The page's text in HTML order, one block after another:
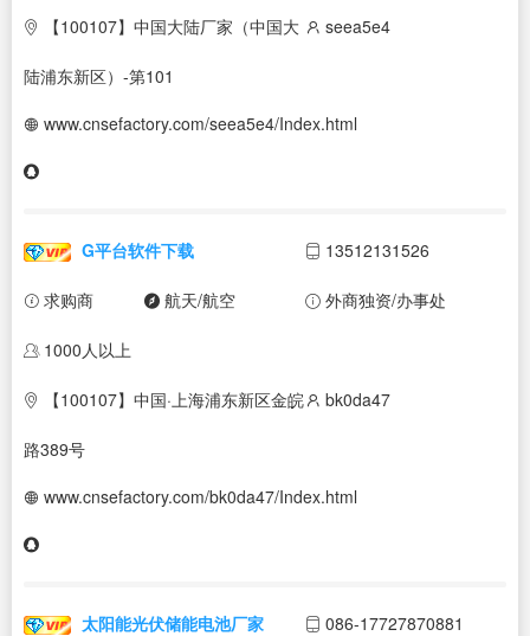
【100107】中国大陆厂家（中国大
陆浦东新区）-第101
seea5e4
www.cnsefactory.com/seea5e4/Index.html
G平台软件下载 13512131526
求购商 航天/航空 外商独资/办事处
1000人以上
【100107】中国·上海浦东新区金皖
路389号
bk0da47
www.cnsefactory.com/bk0da47/Index.html
太阳能光伏储能电池厂家 086-17727870881